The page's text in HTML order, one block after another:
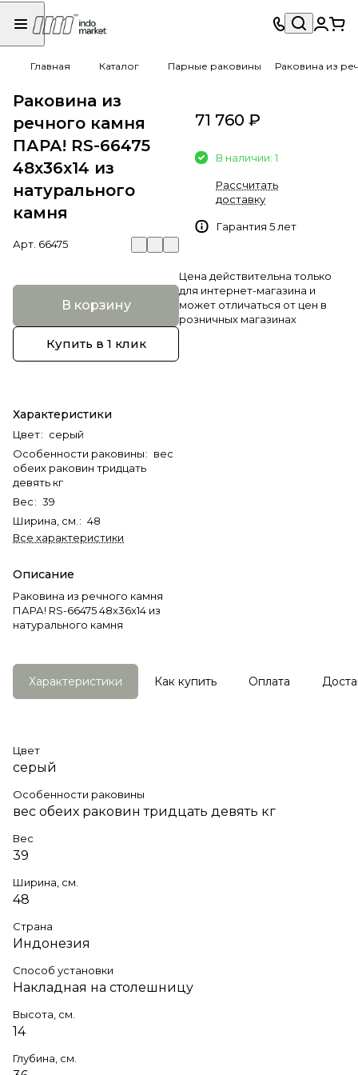
Главная Каталог Парные раковины Раковина из
Раковина из
речного камня
ПАРА! RS-66475
48x36x14 из
натурального
камня
Арт. 66475
В корзину
Купить в 1 клик
Характеристики
Цвет: серый
Особенности раковины: вес
обеих раковин тридцать
девять кг
Вес: 39
Ширина, см. : 48
Все характеристики
Описание
Раковина из речного камня
ПАРА! RS-66475 48x36x14 из
натурального камня
71 760 ₽
В наличии: 1
Рассчитать
доставку
Гарантия 5 лет
Цена действительна только
для интернет-магазина и
может отличаться от цен в
розничных магазинах
Характеристики Как купить Оплата
Цвет
серый
Особенности раковины
вес обеих раковин тридцать девять кг
Вес
39
Ширина, см.
48
Страна
Индонезия
Способ установки
Накладная на столешницу
Высота, см.
14
Глубина, см.